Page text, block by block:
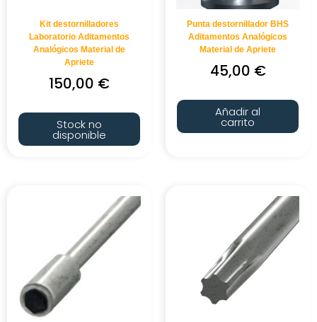
Kit destornilladores
Laboratorio Aditamentos
Analógicos Material de
Apriete
150,00 €
Stock no
disponible
Punta destornillador BHS
Aditamentos Analógicos
Material de Apriete
45,00 €
Añadir al
carrito